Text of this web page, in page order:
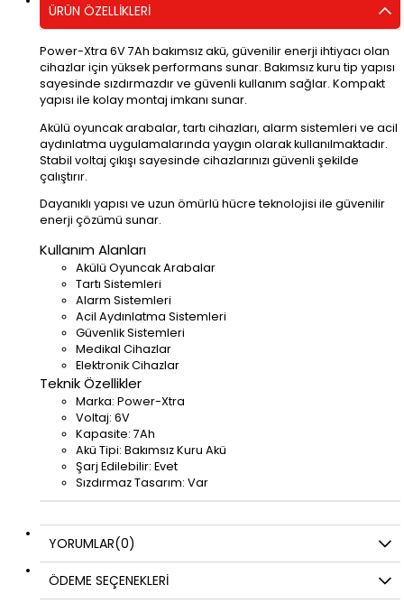
ÜRÜN ÖZELLIKLERI
Power-Xtra 6V 7Ah bakımsız akü, güvenilir enerji ihtiyacı olan
cihazlar için yüksek performans sunar. Bakımsız kuru tip yapısı
sayesinde sızdırmazdır ve güvenli kullanım sağlar. Kompakt
yapısı ile kolay montaj imkanı sunar.
Akülü oyuncak arabalar, tartı cihazları, alarm sistemleri ve acil
aydınlatma uygulamalarında yaygın olarak kullanılmaktadır.
Stabil voltaj çıkışı sayesinde cihazlarınızı güvenli şekilde
çalıştırır.
Dayanıklı yapısı ve uzun ömürlü hücre teknolojisi ile güvenilir
enerji çözümü sunar.
Kullanım Alanları
Akülü Oyuncak Arabalar
Tartı Sistemleri
Alarm Sistemleri
Acil Aydınlatma Sistemleri
Güvenlik Sistemleri
Medikal Cihazlar
Elektronik Cihazlar
Teknik Özellikler
Marka: Power-Xtra
Voltaj: 6V
Kapasite: 7Ah
Akü Tipi: Bakımsız Kuru Akü
Şarj Edilebilir: Evet
Sızdırmaz Tasarım: Var
YORUMLAR(0)
ÖDEME SEÇENEKLERI